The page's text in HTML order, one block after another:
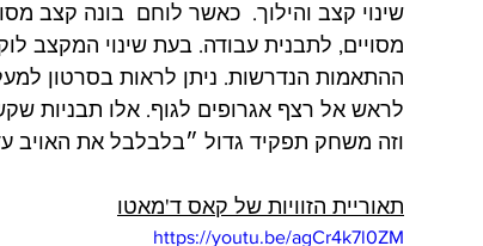
שינוי קצב והילוך.  כאשר לוחם  בונה קצב
מסויים, לתבנית עבודה. בעת שינוי המקצב
ההתאמות הנדרשות. ניתן לראות בסרטון
לראש אל רצף אגרופים לגוף. אלו תבניות
וזה משחק תפקיד גדול ״בלבלבל את האויב
תאוריית הזוויות של קאס ד'מאטו
https://youtu.be/agCr4k7l0ZM